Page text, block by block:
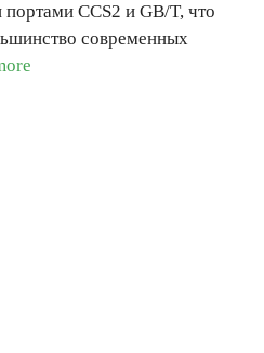
CCS2 и GB/T, что
современных